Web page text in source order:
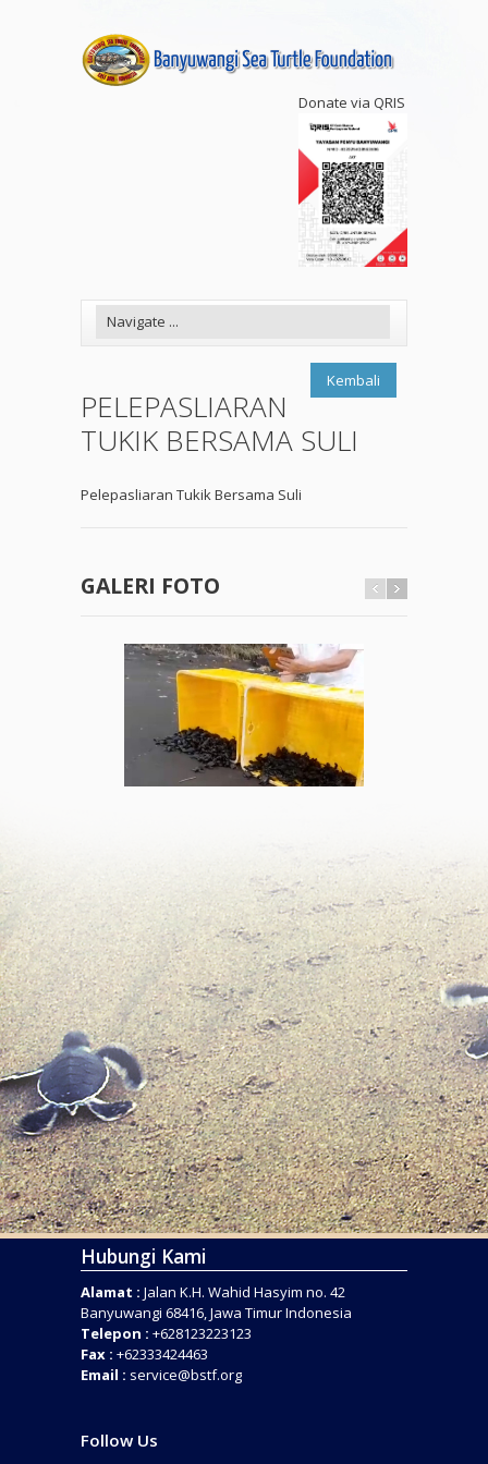
Donate via QRIS
Kembali
PELEPASLIARAN
TUKIK BERSAMA SULI
Pelepasliaran Tukik Bersama Suli
GALERI FOTO
Hubungi Kami
Alamat : Jalan K.H. Wahid Hasyim no. 42
Banyuwangi 68416, Jawa Timur Indonesia
Telepon : +628123223123
Fax : +62333424463
Email : service@bstf.org
Follow Us